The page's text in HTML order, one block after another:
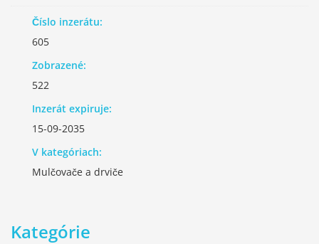
Číslo inzerátu:
605
Zobrazené:
522
Inzerát expiruje:
15-09-2035
V kategóriach:
Mulčovače a drviče
Kategórie